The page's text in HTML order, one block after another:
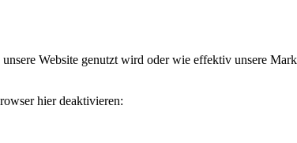
Website genutzt wird oder wie effektiv unsere
hier deaktivieren: